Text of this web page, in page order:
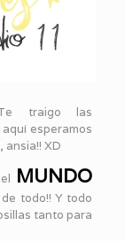
traigo las
esperamos
ansia!! XD
MUNDO
todo!! Y todo
tanto para